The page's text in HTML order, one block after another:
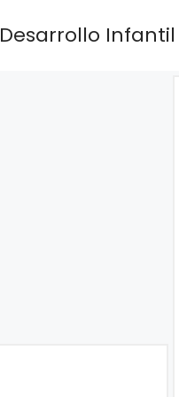
Desarrollo Infantil